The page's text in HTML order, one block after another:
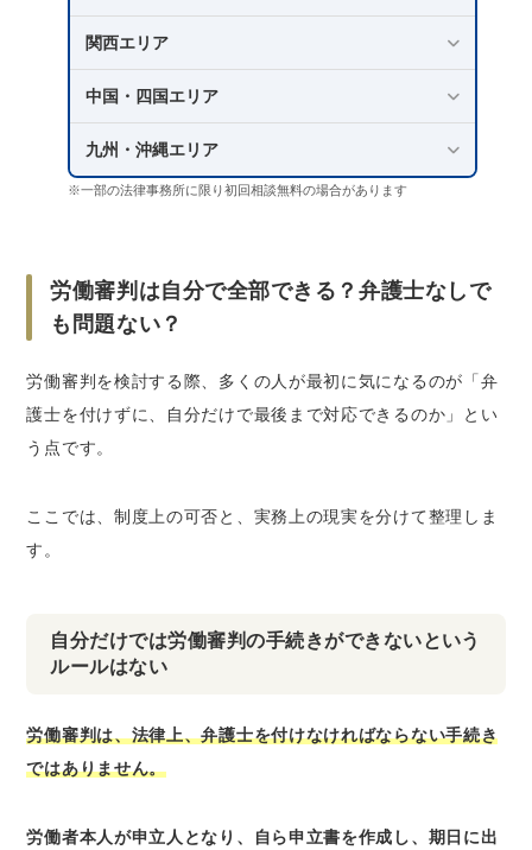
いきなり労働審判を提起するのでなく交渉か
ら開始する
労働審判にかかる弁護士費用の相場は？
ことはできる？
る
無料相談を有効に活用する
して比較する
分割払いや完全成功報酬型の法律事務所を選
関西エリア
中国・四国エリア
九州・沖縄エリア
※一部の法律事務所に限り初回相談無料の場合があります
労働審判は自分で全部できる？弁護士なしで
も問題ない？
労働審判を検討する際、多くの人が最初に気になるのが「弁
護士を付けずに、自分だけで最後まで対応できるのか」とい
う点です。
ここでは、制度上の可否と、実務上の現実を分けて整理しま
す。
自分だけでは労働審判の手続きができないという
ルールはない
労働審判は、法律上、弁護士を付けなければならない手続き
ではありません。
労働者本人が申立人となり、自ら申立書を作成し、期日に出